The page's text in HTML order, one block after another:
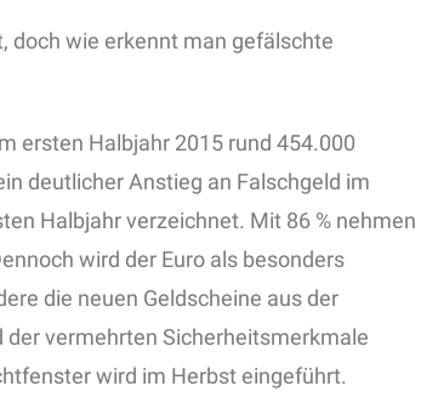
doch wie erkennt man gefälschte
ersten Halbjahr 2015 rund 454.000
deutlicher Anstieg an Falschgeld im
Halbjahr verzeichnet. Mit 86 % nehmen
wird der Euro als besonders
die neuen Geldscheine aus der
der vermehrten Sicherheitsmerkmale
wird im Herbst eingeführt.